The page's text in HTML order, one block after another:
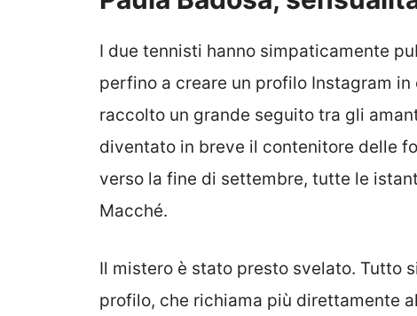
I due tennisti hanno simpaticamente
perfino a creare un profilo Instagram
raccolto un grande seguito tra gli
diventato in breve il contenitore delle
verso la fine di settembre, tutte le
Macché.
Il mistero è stato presto svelato. Tutto
profilo, che richiama più direttamente